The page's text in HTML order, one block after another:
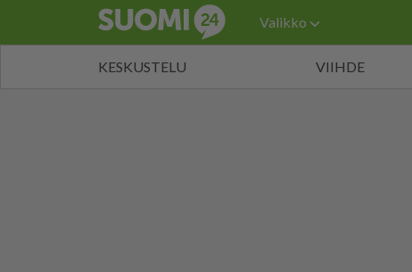
Valikko
KESKUSTELU VIIHDE